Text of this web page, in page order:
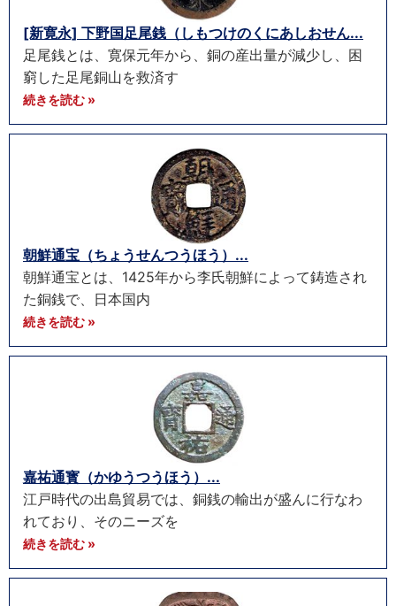
[新寛永] 下野国足尾銭（しもつけのくにあしおせん...
足尾銭とは、寛保元年から、銅の産出量が減少し、困
窮した足尾銅山を救済す
続きを読む »
朝鮮通宝（ちょうせんつうほう）...
朝鮮通宝とは、1425年から李氏朝鮮によって鋳造され
た銅銭で、日本国内
続きを読む »
嘉祐通寳（かゆうつうほう）...
江戸時代の出島貿易では、銅銭の輸出が盛んに行なわ
れており、そのニーズを
続きを読む »